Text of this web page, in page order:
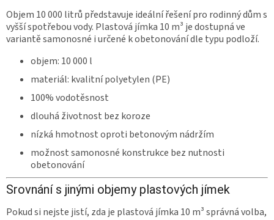
d
a
c
v
v
ý
p
i
u
Objem 10 000 litrů představuje ideální řešení pro rodinný dům s
vyšší spotřebou vody. Plastová jímka 10 m³ je dostupná ve
variantě samonosné i určené k obetonování dle typu podloží.
objem: 10 000 l
materiál: kvalitní polyetylen (PE)
100% vodotěsnost
dlouhá životnost bez koroze
nízká hmotnost oproti betonovým nádržím
možnost samonosné konstrukce bez nutnosti
obetonování
Srovnání s jinými objemy plastových jímek
Pokud si nejste jistí, zda je plastová jímka 10 m³ správná volba,